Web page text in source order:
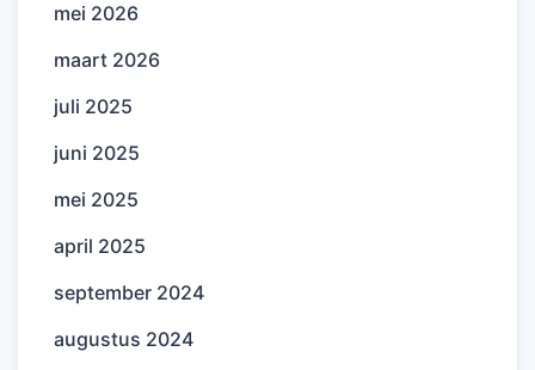
mei 2026
maart 2026
juli 2025
juni 2025
mei 2025
april 2025
september 2024
augustus 2024